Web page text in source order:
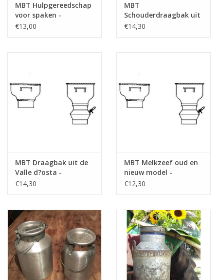
MBT Hulpgereedschap
voor spaken -
Bouwtekening Schaal 1
€13,00
MBT
Schouderdraagbak uit
de Valle d?osta -
€14,30
MBT Draagbak uit de
Valle d?osta -
Bouwtekening Schaal 1
€14,30
MBT Melkzeef oud en
nieuw model -
Bouwtekening Schaal 1
€12,30